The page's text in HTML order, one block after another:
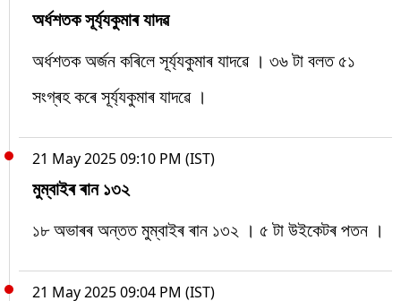
অৰ্ধশতক সূৰ্য্যকুমাৰ যাদৱ
অৰ্ধশতক অৰ্জন কৰিলে সূৰ্য্যকুমাৰ যাদৱে । ৩৬ টা বলত ৫১
সংগ্ৰহ কৰে সূৰ্য্যকুমাৰ যাদৱে ।
21 May 2025 09:10 PM (IST)
মুম্বাইৰ ৰান ১৩২
১৮ অভাৰৰ অন্তত মুম্বাইৰ ৰান ১৩২ । ৫ টা উইকেটৰ পতন ।
21 May 2025 09:04 PM (IST)